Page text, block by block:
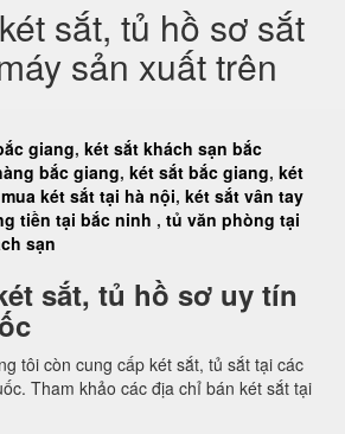
sắt, tủ hồ sơ sắt
sản xuất trên
giang, két sắt khách sạn bắc
bắc giang, két sắt bắc giang, két
mua két sắt tại hà nội, két sắt vân tay
tiền tại bắc ninh , tủ văn phòng tại
sạn
sắt, tủ hồ sơ uy tín
tôi còn cung cấp két sắt, tủ sắt tại các
Tham khảo các địa chỉ bán két sắt tại